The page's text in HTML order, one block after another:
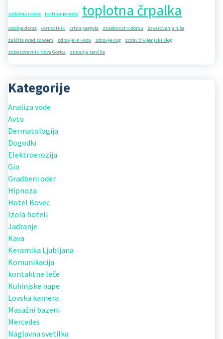
sodobna rolete testiranje vode toplotna črpalka
udobje doma varnostnik vrtna pergola zasebnost v domu
zavarovanje hiše
zaščita pred soncem
zdravje in voda zdravje nog
zdrav življenjski slog
zobozdravnik Nova Gorica
zunanja senčila
Kategorije
Analiza vode
Avto
Dermatologija
Dogodki
Elektroerozija
Gin
Gradbeni oder
Hipnoza
Hotel Bovec
Izola hoteli
Jadranje
Kava
Keramika Ljubljana
Komunikacija
kontaktne leče
Kuhinjske nape
Lovska kamera
Masažni bazeni
Mercedes
Naglavna svetilka